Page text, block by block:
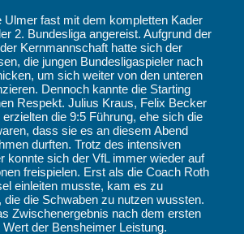
Ulmer fast mit dem kompletten Kader
2. Bundesliga angereist. Aufgrund der
Kernmannschaft hatte sich der
die jungen Bundesligaspieler nach
um sich weiter von den unteren
Dennoch kannte die Starting
Respekt. Julius Kraus, Felix Becker
die 9:5 Führung, ehe sich die
dass sie es an diesem Abend
durften. Trotz des intensiven
konnte sich der VfL immer wieder auf
freispielen. Erst als die Coach Roth
einleiten musste, kam es zu
die die Schwaben zu nutzen wussten.
Zwischenergebnis nach dem ersten
der Bensheimer Leistung.